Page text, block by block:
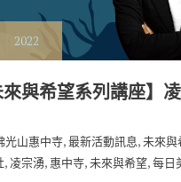
2022
來與希望系列講座】
光山惠中寺,最新活動訊息,未來與
, 凌宗湧, 惠中寺,未來與希望,每日